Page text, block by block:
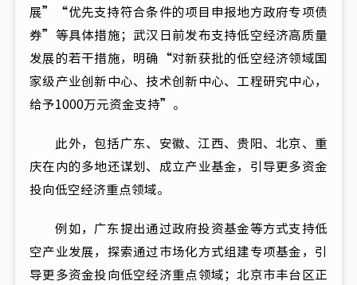
展”“优先支持符合条件的项目申报地方政府专项债
券”等具体措施；武汉日前发布支持低空经济高质量
发展的若干措施，明确“对新获批的低空经济领域国
家级产业创新中心、技术创新中心、工程研究中心，
给予1000万元资金支持”。
此外，包括广东、安徽、江西、贵阳、北京、重
庆在内的多地还谋划、成立产业基金，引导更多资金
投向低空经济重点领域。
例如，广东提出通过政府投资基金等方式支持低
空产业发展，探索通过市场化方式组建专项基金，引
导更多资金投向低空经济重点领域；北京市丰台区正